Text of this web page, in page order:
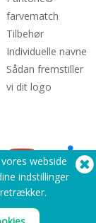
farvematch
Tilbehør
Individuelle navne
Sådan fremstiller
vi dit logo
(650) 938-3500 (US)
webside
indstillinger